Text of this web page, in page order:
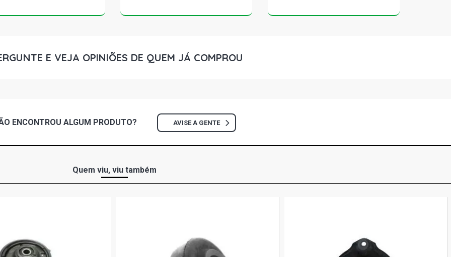
2019)
FLEX (2018 - 2021)
KICKS SV LIMITED SUV 1.6 16V HR16DE CVVTCS
VERSA S FLEXSTART SEDAN 1.0 12V HR10DE
E VEJA OPINIÕES DE QUEM JÁ COMPROU
ENCONTROU ALGUM PRODUTO? AVISE A GENTE
Quem viu, viu também